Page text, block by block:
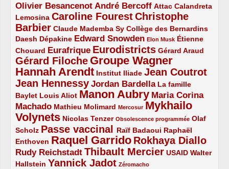
Olivier Besancenot
3/5 André Bercoff
3/5 Attac
2/5
Calandreta
Lemosina
2/5 Caroline Fourest
4/5
Christophe
Barbier
4/5 Claude Mademba Sy
2/5 Collège des Bernardins
2/5
Daesh
2/5 Dépakine
2/5 Edward Snowden
3/5 Elon Musk
1/5
Étienne
Chouard
2/5 Eurafrique
3/5 Eurodistricts
4/5 Gérard Araud
2/5
Gérard Filoche
4/5 Groupe Wagner
5/5
Hannah Arendt
5/5 Institut Iliade
2/5 Jean Coutrot
4/5
Jean Hennessy
4/5 Jordan Bardella
3/5
La famille
Baylet
2/5 Louis Aliot
2/5 Manon Aubry
5/5
Maria Corina
Machado
3/5 Mathieu Molimard
2/5 Mercosur
1/5
Mykhailo
Volynets
5/5 Nicolas Tenzer
2/5 Obsolescence programmée
1/5
Olaf
Scholz
2/5 Passe vaccinal
4/5 Raïf Badaoui
2/5
Raphaël
Enthoven
2/5 Raquel Garrido
5/5 Rokhaya Diallo
4/5
Rudy Reichstadt
3/5 Thibault Mercier
4/5 USAID
2/5
Walter
Hallstein
2/5 Yannick Jadot
4/5 Zéromacho
1/5